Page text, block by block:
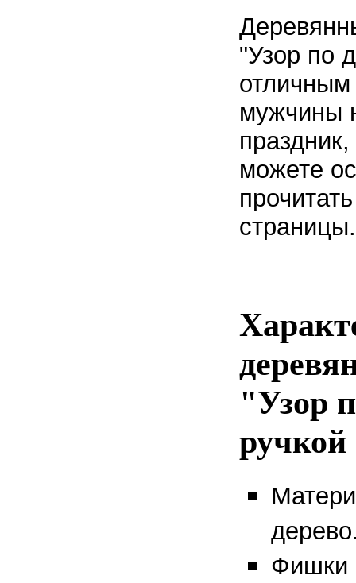
"Узор по
мужчины
можете
"Узор
Фишки